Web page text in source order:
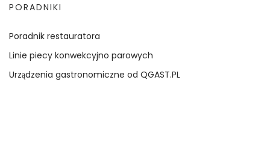
PORADNIKI
Poradnik restauratora
Linie piecy konwekcyjno parowych
Urządzenia gastronomiczne od QGAST.PL